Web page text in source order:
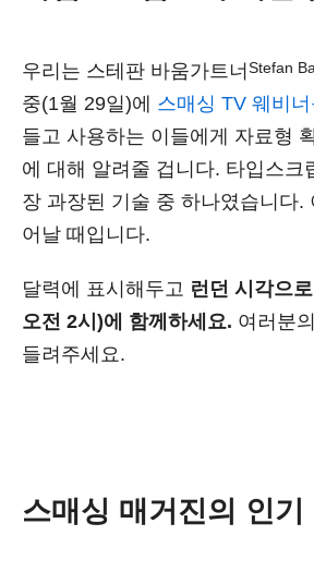
우리는 스테판 바움가트너 Stefan
중(1월 29일)에 스매싱 TV 웨비
들고 사용하는 이들에게 자료형
에 대해 알려줄 겁니다. 타입스크
장 과장된 기술 중 하나였습니다.
어날 때입니다.
달력에 표시해두고 런던 시각으
오전 2시)에 함께하세요. 여러분
들려주세요.
스매싱 매거진의 인기